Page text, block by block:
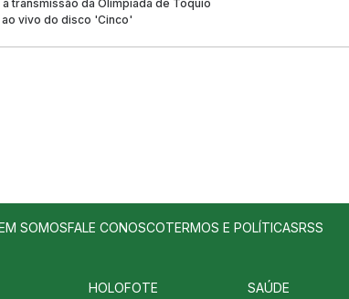
transmissão da Olimpíada de Tóquio
vivo do disco 'Cinco'
SOMOSFALE CONOSCOTERMOS E POLÍTICASRSS
HOLOFOTE SAÚDE